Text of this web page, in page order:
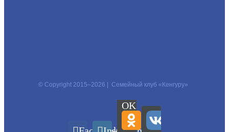
© Copyright 2015–2026 | Семейный клуб «Кенгуру»
OK